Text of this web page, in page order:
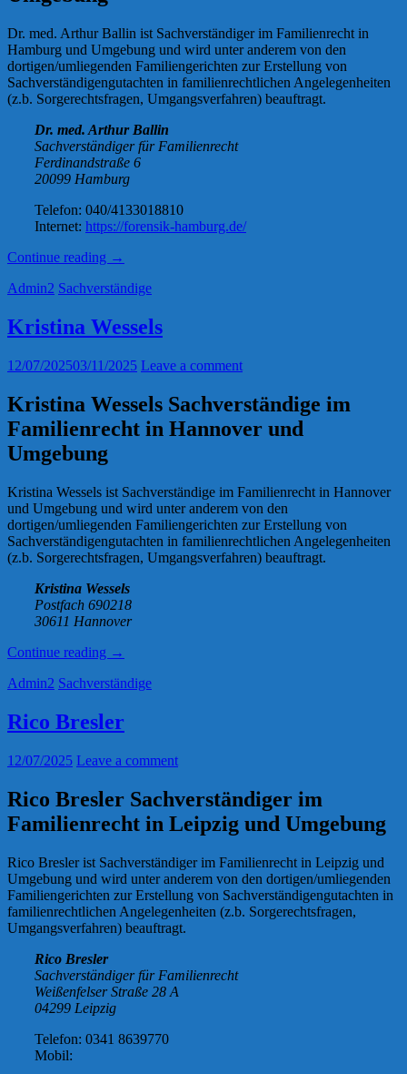
Dr. med. Arthur Ballin ist Sachverständiger im Familienrecht in
Hamburg und Umgebung und wird unter anderem von den
dortigen/umliegenden Familiengerichten zur Erstellung von
Sachverständigengutachten in familienrechtlichen Angelegenheiten
(z.b. Sorgerechtsfragen, Umgangsverfahren) beauftragt.
Dr. med. Arthur Ballin
Sachverständiger für Familienrecht
Ferdinandstraße 6
20099 Hamburg
Telefon: 040/4133018810
Internet: https://forensik-hamburg.de/
Continue reading „Dr.
Arthur
→
Admin2 Sachverständige
Kristina Wessels
12/07/202503/11/2025 Leave a comment
Kristina Wessels Sachverständige im
Familienrecht in Hannover und
Umgebung
Kristina Wessels ist Sachverständige im Familienrecht in Hannover
und Umgebung und wird unter anderem von den
dortigen/umliegenden Familiengerichten zur Erstellung von
Sachverständigengutachten in familienrechtlichen Angelegenheiten
(z.b. Sorgerechtsfragen, Umgangsverfahren) beauftragt.
Kristina Wessels
Postfach 690218
30611 Hannover
Continue reading „Kristina
→
Admin2 Sachverständige
Rico Bresler
12/07/2025 Leave a comment
Rico Bresler Sachverständiger im
Familienrecht in Leipzig und Umgebung
Rico Bresler ist Sachverständiger im Familienrecht in Leipzig und
Umgebung und wird unter anderem von den dortigen/umliegenden
Familiengerichten zur Erstellung von Sachverständigengutachten in
familienrechtlichen Angelegenheiten (z.b. Sorgerechtsfragen,
Umgangsverfahren) beauftragt.
Rico Bresler
Sachverständiger für Familienrecht
Weißenfelser Straße 28 A
04299 Leipzig
Telefon: 0341 8639770
Mobil: